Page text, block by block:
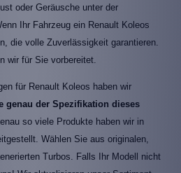
oder Geräusche unter der
Ihr Fahrzeug ein Renault Koleos
die volle Zuverlässigkeit garantieren.
wir für Sie vorbereitet.
für Renault Koleos haben wir
genau der Spezifikation dieses
so viele Produkte haben wir in
Wählen Sie aus originalen,
Turbos. Falls Ihr Modell nicht